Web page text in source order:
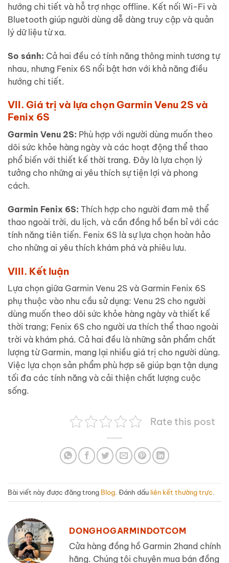
hướng chi tiết và hỗ trợ nhạc offline. Kết nối Wi-Fi và
Bluetooth giúp người dùng dễ dàng truy cập và quản
lý dữ liệu từ xa.
So sánh: Cả hai đều có tính năng thông minh tương tự
nhau, nhưng Fenix 6S nổi bật hơn với khả năng điều
hướng chi tiết.
VII. Giá trị và lựa chọn Garmin Venu 2S và
Fenix 6S
Garmin Venu 2S: Phù hợp với người dùng muốn theo
dõi sức khỏe hàng ngày và các hoạt động thể thao
phổ biến với thiết kế thời trang. Đây là lựa chọn lý
tưởng cho những ai yêu thích sự tiện lợi và phong
cách.
Garmin Fenix 6S: Thích hợp cho người đam mê thể
thao ngoài trời, du lịch, và cần đồng hồ bền bỉ với các
tính năng tiên tiến. Fenix 6S là sự lựa chọn hoàn hảo
cho những ai yêu thích khám phá và phiêu lưu.
VIII. Kết luận
Lựa chọn giữa Garmin Venu 2S và Garmin Fenix 6S
phụ thuộc vào nhu cầu sử dụng: Venu 2S cho người
dùng muốn theo dõi sức khỏe hàng ngày và thiết kế
thời trang; Fenix 6S cho người ưa thích thể thao ngoài
trời và khám phá. Cả hai đều là những sản phẩm chất
lượng từ Garmin, mang lại nhiều giá trị cho người dùng.
Việc lựa chọn sản phẩm phù hợp sẽ giúp bạn tận dụng
tối đa các tính năng và cải thiện chất lượng cuộc
sống.
Rate this post
Bài viết này được đăng trong Blog . Đánh dấu liên kết thường trực
DONGHOGARMINDOTCOM
Cửa hàng đồng hồ Garmin 2hand chính
hãng. Chúng tôi chuyên mua bán đồng